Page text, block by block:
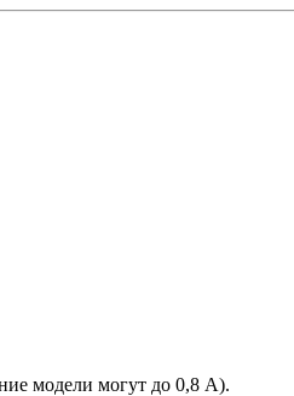
модели могут до 0,8 А).